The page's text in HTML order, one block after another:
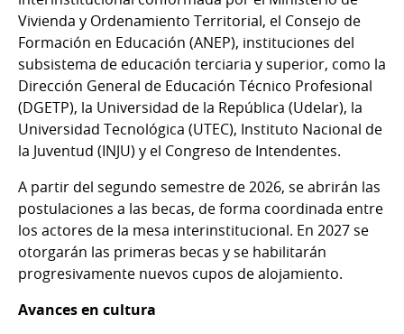
Vivienda y Ordenamiento Territorial, el Consejo de
Formación en Educación (ANEP), instituciones del
subsistema de educación terciaria y superior, como la
Dirección General de Educación Técnico Profesional
(DGETP), la Universidad de la República (Udelar), la
Universidad Tecnológica (UTEC), Instituto Nacional de
la Juventud (INJU) y el Congreso de Intendentes.
A partir del segundo semestre de 2026, se abrirán las
postulaciones a las becas, de forma coordinada entre
los actores de la mesa interinstitucional. En 2027 se
otorgarán las primeras becas y se habilitarán
progresivamente nuevos cupos de alojamiento.
Avances en cultura